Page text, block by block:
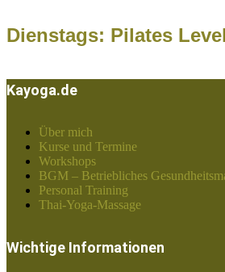
Dienstags: Pilates
Kayoga.de
Über mich
Kurse und Termine
Workshops
BGM – Betriebliches
Personal Training
Thai-Yoga-Massage
Wichtige Informationen